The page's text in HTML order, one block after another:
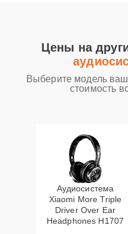
Цены на
Выберите модель
стоимость
Аудиосистема
Xiaomi More Triple
Driver Over Ear
Headphones H1707